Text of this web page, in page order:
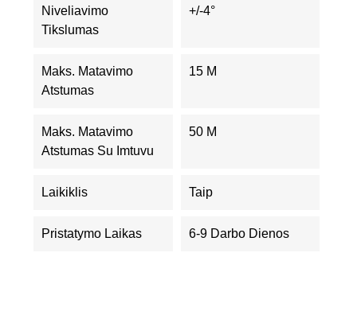
Niveliavimo
Tikslumas
+/-4°
Maks. Matavimo
Atstumas
15 M
Maks. Matavimo
Atstumas Su Imtuvu
50 M
Laikiklis Taip
Pristatymo Laikas 6-9 Darbo Dienos